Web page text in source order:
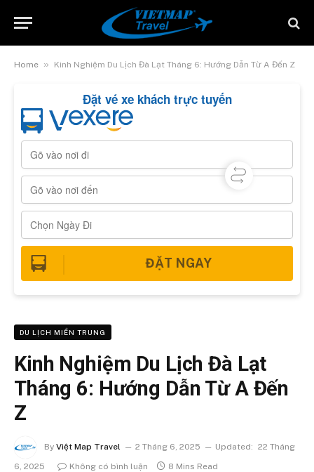
Home » Kinh Nghiệm Du Lịch Đà Lạt Tháng 6: Hướng Dẫn Từ A Đến Z
Đặt vé xe khách trực tuyến
ĐẶT NGAY
DU LỊCH MIỀN TRUNG
Kinh Nghiệm Du Lịch Đà Lạt
Tháng 6: Hướng Dẫn Từ A Đến
Z
By Việt Map Travel 2 Tháng 6, 2025 Updated: 22 Tháng
6, 2025
Không có bình luận 8 Mins Read